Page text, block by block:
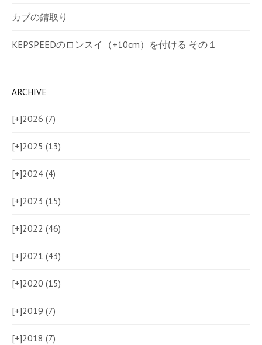
カブの錆取り
KEPSPEEDのロンスイ（+10cm）を付ける その１
ARCHIVE
[+]2026 (7)
[+]2025 (13)
[+]2024 (4)
[+]2023 (15)
[+]2022 (46)
[+]2021 (43)
[+]2020 (15)
[+]2019 (7)
[+]2018 (7)